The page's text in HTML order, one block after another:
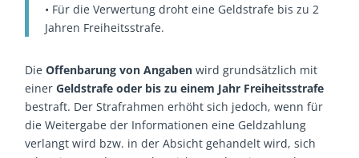
• Für die Verwertung droht eine Geldstrafe bis zu 2
Jahren Freiheitsstrafe.
DieOffenbarung von Angaben wird grundsätzlich mit
einerGeldstrafe oder bis zu einem Jahr Freiheitsstrafe
bestraft. Der Strafrahmen erhöht sich jedoch, wenn für
die Weitergabe der Informationen eine Geldzahlung
verlangt wird bzw. in der Absicht gehandelt wird, sich